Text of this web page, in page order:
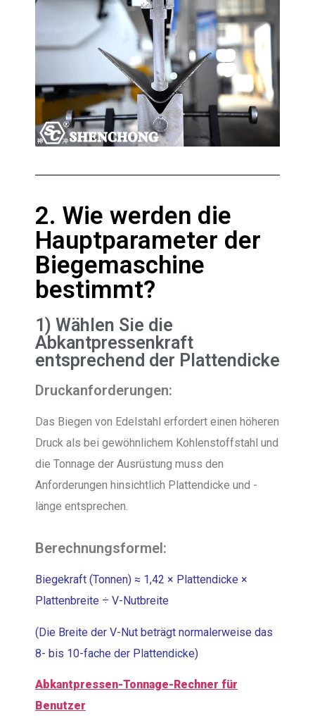
2. Wie werden die
Hauptparameter der
Biegemaschine
bestimmt?
1) Wählen Sie die
Abkantpressenkraft
entsprechend der Plattendicke
Druckanforderungen:
Das Biegen von Edelstahl erfordert einen höheren
Druck als bei gewöhnlichem Kohlenstoffstahl und
die Tonnage der Ausrüstung muss den
Anforderungen hinsichtlich Plattendicke und -
länge entsprechen.
Berechnungsformel:
Biegekraft (Tonnen) ≈ 1,42 × Plattendicke ×
Plattenbreite ÷ V-Nutbreite
(Die Breite der V-Nut beträgt normalerweise das
8- bis 10-fache der Plattendicke)
Abkantpressen-Tonnage-Rechner für
Benutzer